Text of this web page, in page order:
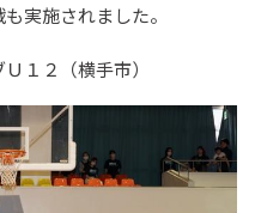
実施されました。
１２（横手市）